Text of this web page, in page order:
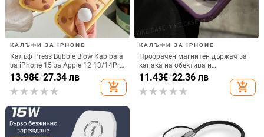
КАЛЪФИ ЗА IPHONE
Калъф Press Bubble Blow Kabibala
за iPhone 15 за Apple 12 13/14Pro
Max, устойчив на изпускане 11
13.98€/27.34 лв
add_shopping_cart
КАЛЪФИ ЗА IPHONE
Прозрачен магнитен държач за
капака на обектива и
удароустойчив твърд калъф за
iPhone 17 Pro Max
11.43€/22.36 лв
add_shopping_cart